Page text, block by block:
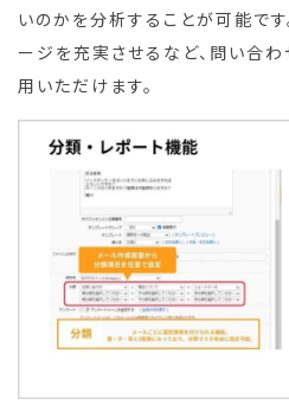
いのかを分析することが可能で
ージを充実させるなど、問い合
用いただけます。